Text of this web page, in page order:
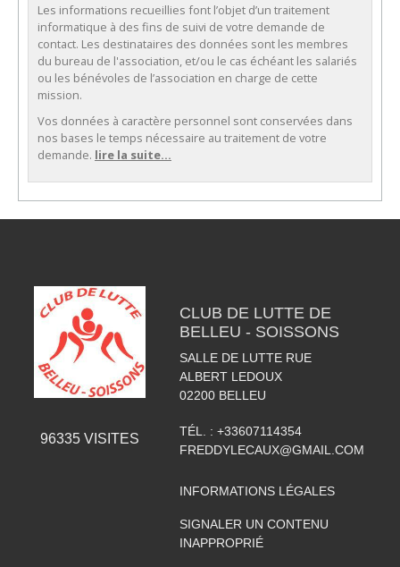
Les informations recueillies font l’objet d’un traitement
informatique à des fins de suivi de votre demande de
contact. Les destinataires des données sont les membres
du bureau de l'association, et/ou le cas échéant les salariés
ou les bénévoles de l’association en charge de cette
mission.
Vos données à caractère personnel sont conservées dans
nos bases le temps nécessaire au traitement de votre
demande. lire la suite...
96335VISITES
CLUB DE LUTTE DE
BELLEU - SOISSONS
SALLE DE LUTTE RUE
ALBERT LEDOUX
02200 BELLEU
TÉL. : +33607114354
FREDDYLECAUX@GMAIL.COM
INFORMATIONS LÉGALES
SIGNALER UN CONTENU
INAPPROPRIÉ